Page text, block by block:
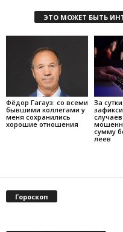
ЭТО МОЖЕТ БЫТЬ
Фёдор Гагауз: со всеми
бывшими коллегами у
меня сохранились
хорошие отношения
За
случаев
сумму
леев
Гороскоп